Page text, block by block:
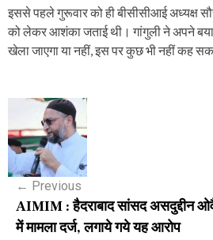
इससे पहले गुरूवार को ही बीसीसीआई अध्यक्ष
को लेकर आशंका जताई थी। गांगुली ने अपने
खेला जाएगा या नहीं, इस पर कुछ भी नहीं कह
o
s
n
← Previous
AIMIM : हैदराबाद सांसद असदुद्दीन
में मामला दर्ज, लगाये गये यह आरोप